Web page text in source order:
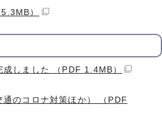
）
しました （PDF 1.4MB）
通のコロナ対策ほか） （PDF